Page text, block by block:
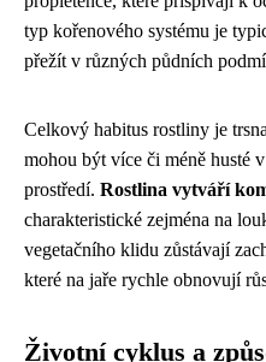
typ kořenového systému je
přežít v různých půdních
Celkový habitus rostliny je
mohou být více či méně husté
prostředí. Rostlina vytváří
charakteristické zejména na
vegetačního klidu zůstávají
které na jaře rychle obnovují
Životní cyklus a